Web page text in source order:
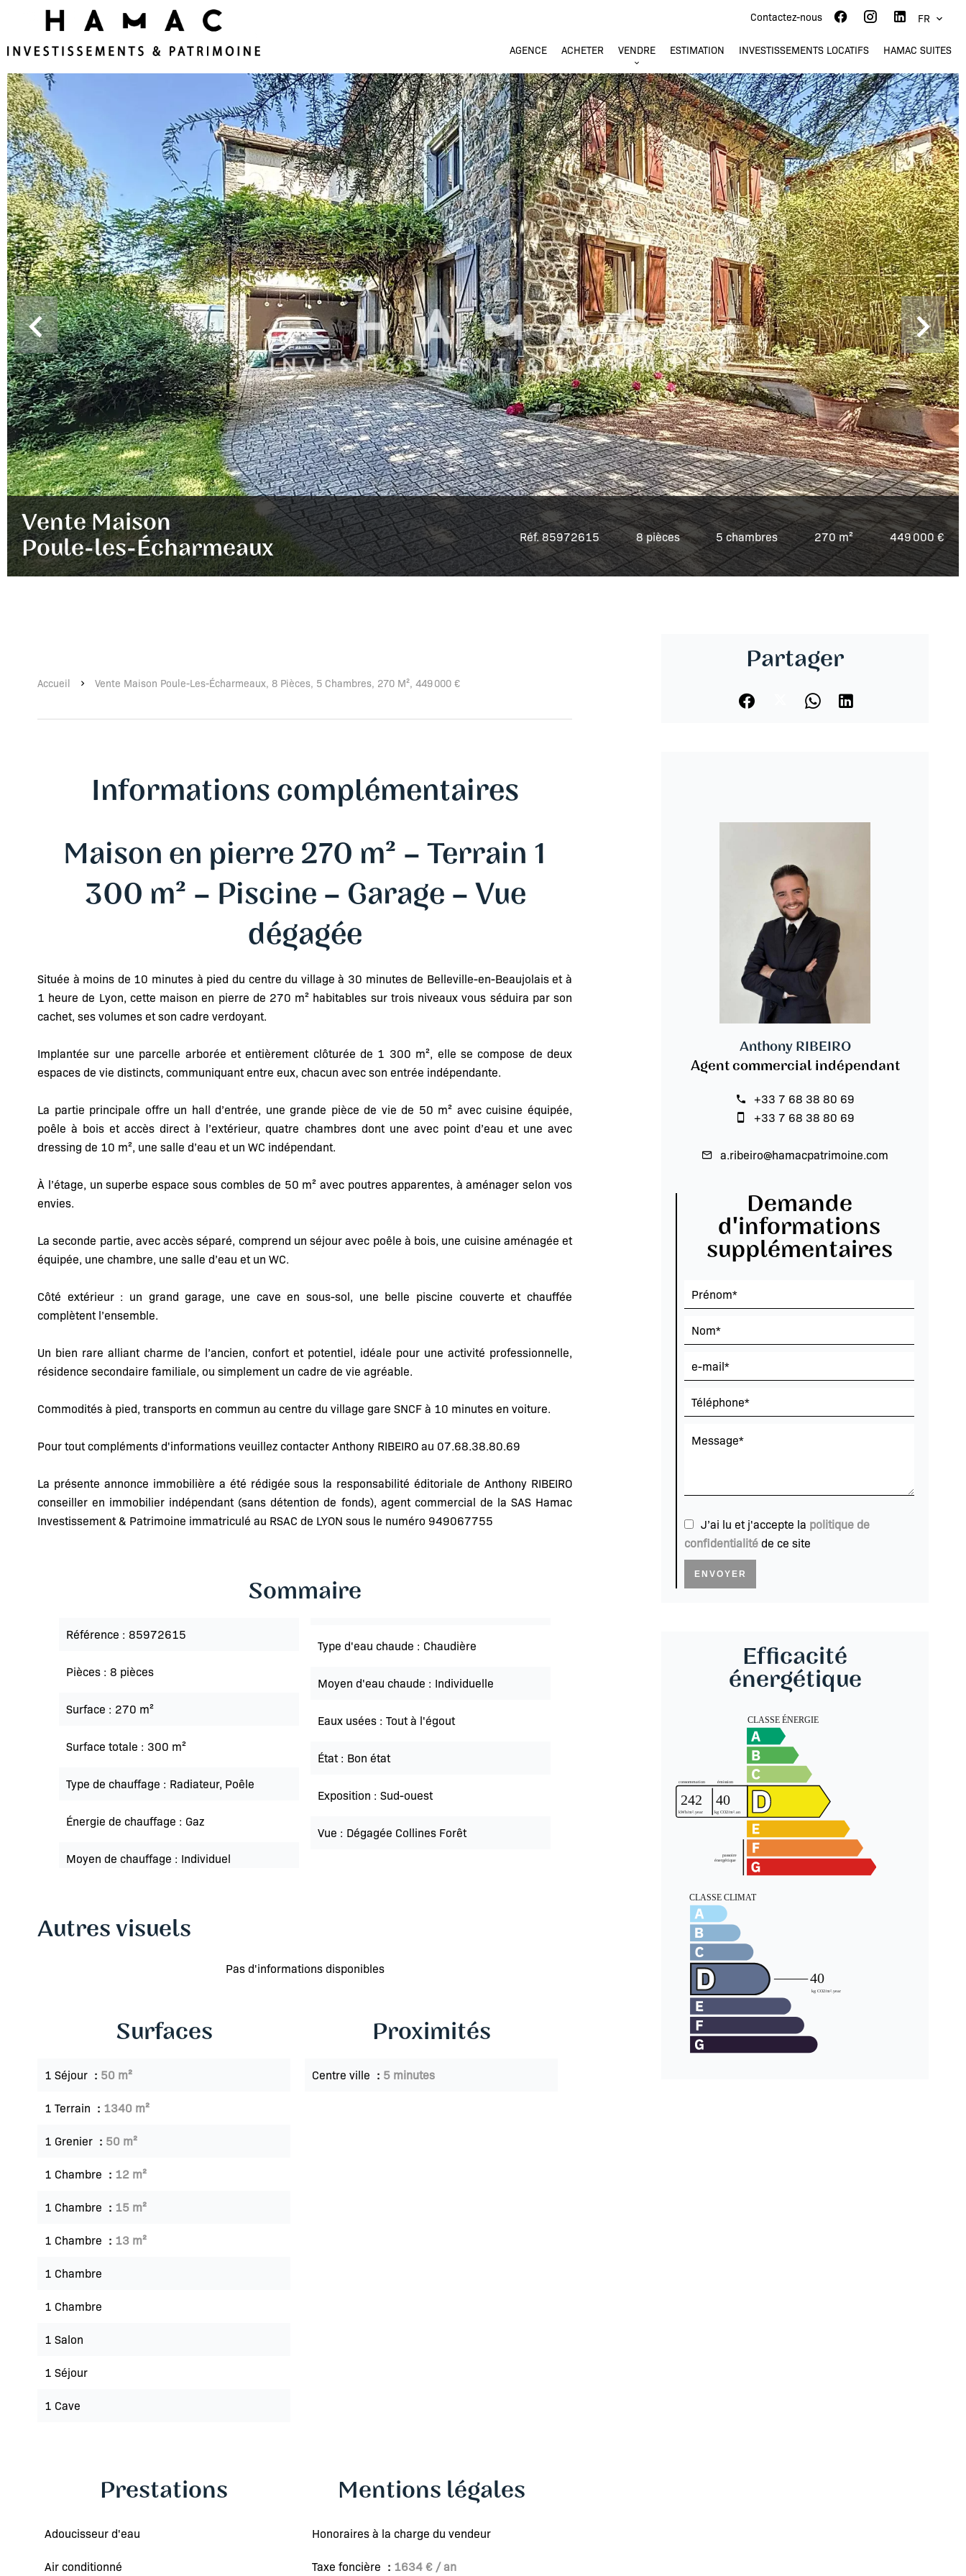
Contactez-nous FR
AGENCE ACHETER VENDRE ESTIMATION INVESTISSEMENTS LOCATIFS HAMAC SUITES
Vente Maison
Poule-les-Écharmeaux
Réf. 85972615 8 pièces 5 chambres 270 m² 449 000 €
Accueil Vente Maison Poule-Les-Écharmeaux, 8 Pièces, 5 Chambres, 270 M², 449 000 €
Informations complémentaires
Maison en pierre 270 m² – Terrain 1
300 m² – Piscine – Garage – Vue
dégagée
Située à moins de 10 minutes à pied du centre du village à 30 minutes de Belleville-en-Beaujolais et à
1 heure de Lyon, cette maison en pierre de 270 m² habitables sur trois niveaux vous séduira par son
cachet, ses volumes et son cadre verdoyant.
Implantée sur une parcelle arborée et entièrement clôturée de 1 300 m², elle se compose de deux
espaces de vie distincts, communiquant entre eux, chacun avec son entrée indépendante.
La partie principale offre un hall d’entrée, une grande pièce de vie de 50 m² avec cuisine équipée,
poêle à bois et accès direct à l’extérieur, quatre chambres dont une avec point d’eau et une avec
dressing de 10 m², une salle d’eau et un WC indépendant.
À l’étage, un superbe espace sous combles de 50 m² avec poutres apparentes, à aménager selon vos
envies.
La seconde partie, avec accès séparé, comprend un séjour avec poêle à bois, une cuisine aménagée et
équipée, une chambre, une salle d’eau et un WC.
Côté extérieur : un grand garage, une cave en sous-sol, une belle piscine couverte et chauffée
complètent l’ensemble.
Un bien rare alliant charme de l’ancien, confort et potentiel, idéale pour une activité professionnelle,
résidence secondaire familiale, ou simplement un cadre de vie agréable.
Commodités à pied, transports en commun au centre du village gare SNCF à 10 minutes en voiture.
Pour tout compléments d'informations veuillez contacter Anthony RIBEIRO au 07.68.38.80.69
La présente annonce immobilière a été rédigée sous la responsabilité éditoriale de Anthony RIBEIRO
conseiller en immobilier indépendant (sans détention de fonds), agent commercial de la SAS Hamac
Investissement & Patrimoine immatriculé au RSAC de LYON sous le numéro 949067755
Sommaire
Référence 85972615
Pièces 8 pièces
Surface 270 m²
Surface totale 300 m²
Type de chauffage Radiateur, Poêle
Énergie de chauffage Gaz
Moyen de chauffage Individuel
Type d'eau chaude Chaudière
Moyen d'eau chaude Individuelle
Eaux usées Tout à l'égout
État Bon état
Exposition Sud-ouest
Vue Dégagée Collines Forêt
Autres visuels
Pas d'informations disponibles
Surfaces
1 Séjour 50 m²
1 Terrain 1340 m²
1 Grenier 50 m²
1 Chambre 12 m²
1 Chambre 15 m²
1 Chambre 13 m²
1 Chambre
1 Chambre
1 Salon
1 Séjour
1 Cave
Proximités
Centre ville 5 minutes
Prestations
Adoucisseur d'eau
Air conditionné
Mentions légales
Honoraires à la charge du vendeur
Taxe foncière 1634 € / an
Partager
Anthony RIBEIRO
Agent commercial indépendant
+33 7 68 38 80 69
+33 7 68 38 80 69
a.ribeiro@hamacpatrimoine.com
Demande
d'informations
supplémentaires
J’ai lu et j'accepte la politique de
confidentialité de ce site
ENVOYER
Efficacité
énergétique